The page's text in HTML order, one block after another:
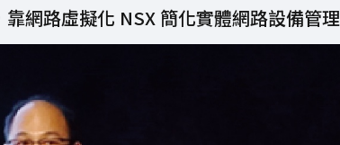
網路虛擬化 NSX 簡化實體網路設備管理